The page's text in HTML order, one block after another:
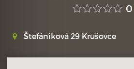
Štefániková 29 Krušovce